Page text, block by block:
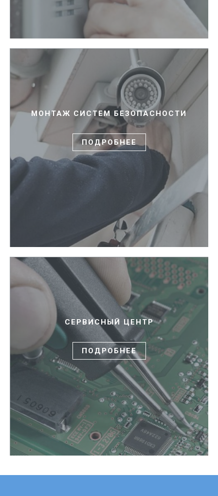
МОНТАЖ СИСТЕМ БЕЗОПАСНОСТИ
ПОДРОБНЕЕ
СЕРВИСНЫЙ ЦЕНТР
ПОДРОБНЕЕ